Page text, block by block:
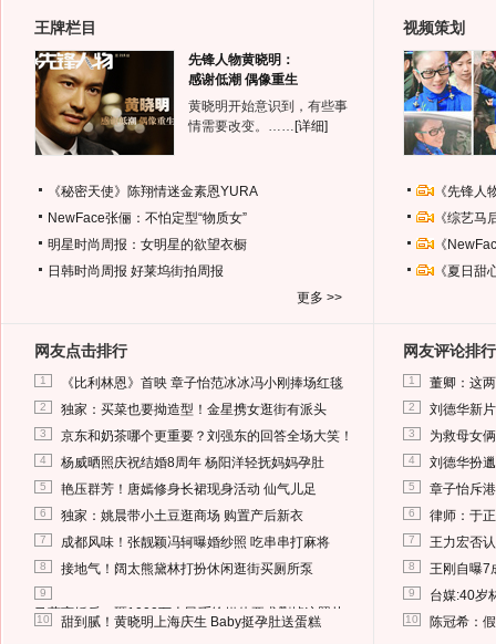
王牌栏目
先锋人物黄晓明：
感谢低潮 偶像重生
黄晓明开始意识到，有些事
情需要改变。…… [详细]
《秘密天使》陈翔情迷金素恩YURA
NewFace张俪：不怕定型“物质女”
明星时尚周报：女明星的欲望衣橱
日韩时尚周报 好莱坞街拍周报
更多 >>
视频策划
《先锋
《综艺
《
《夏日
网友点击排行
1 《比利林恩》首映 章子怡范冰冰冯小刚捧场红毯
2 独家：买菜也要拗造型！金星携女逛街有派头
3 京东和奶茶哪个更重要？刘强东的回答全场大笑！
4 杨威晒照庆祝结婚8周年 杨阳洋轻抚妈妈孕肚
5 艳压群芳！唐嫣修身长裙现身活动 仙气儿足
6 独家：姚晨带小土豆逛商场 购置产后新衣
7 成都风味！张靓颖冯轲曝婚纱照 吃串串打麻将
8 接地气！阔太熊黛林打扮休闲逛街买厕所泵
9
马蓉离婚后，砸1000万人民币给媒体要求删掉这照片
10 甜到腻！黄晓明上海庆生 Baby挺孕肚送蛋糕
网友评论排行
1 董卿：这
2 刘德华新
3 为救母女
4 刘德华扮
5 章子怡斥
6 律师：于
7 王力宏否
8 王刚自曝7
9 台媒:40岁
10 陈冠希：